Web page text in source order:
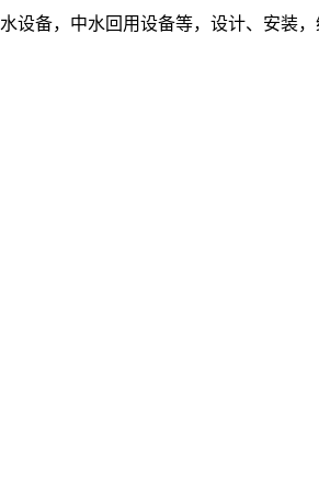
备，中水回用设备等，设计、安装，